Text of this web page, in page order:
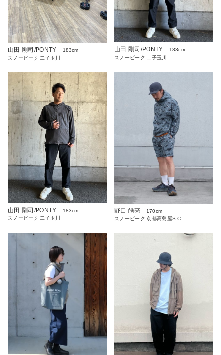
山田 剛司/PONTY
183cm
スノーピーク 二子玉川
山田 剛司/PONTY
183cm
スノーピーク 二子玉川
山田 剛司/PONTY
183cm
スノーピーク 二子玉川
野口 皓亮
170cm
スノーピーク 京都高島屋S.C.